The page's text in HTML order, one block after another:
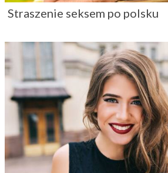
Straszenie seksem po polsku